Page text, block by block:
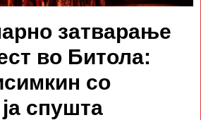
затварање
во Битола:
со
спушта